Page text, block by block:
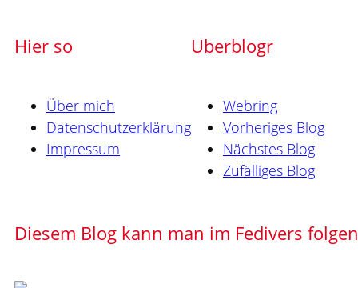
Hier so
Über mich
Datenschutzerklärung
Impressum
Uberblogr
Webring
Vorheriges Blog
Nächstes Blog
Zufälliges Blog
Diesem Blog kann man im Fedivers folgen